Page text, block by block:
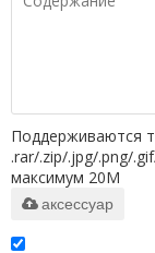
Поддерживаются
.rar/.zip/.jpg/.png/
максимум 20M
аксессуар